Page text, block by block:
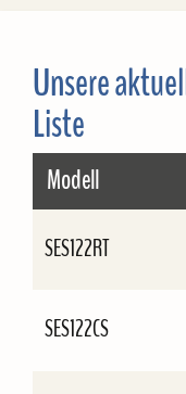
Unsere
Liste
Modell
SES122RT
SES122CS